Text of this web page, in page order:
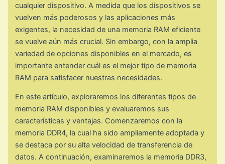
cualquier dispositivo. A medida que los dispositivos se
vuelven más poderosos y las aplicaciones más
exigentes, la necesidad de una memoria RAM eficiente
se vuelve aún más crucial. Sin embargo, con la amplia
variedad de opciones disponibles en el mercado, es
importante entender cuál es el mejor tipo de memoria
RAM para satisfacer nuestras necesidades.
En este artículo, exploraremos los diferentes tipos de
memoria RAM disponibles y evaluaremos sus
características y ventajas. Comenzaremos con la
memoria DDR4, la cual ha sido ampliamente adoptada y
se destaca por su alta velocidad de transferencia de
datos. A continuación, examinaremos la memoria DDR3,